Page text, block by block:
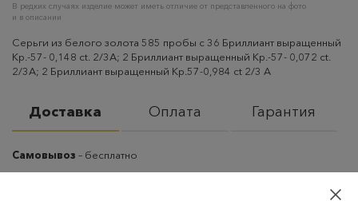
В редких случаях изделие может иметь отличие от представленного на фото
и в описании
Серьги из белого золота 585 пробы с 36 Бриллиант выращенный
Кр.-57- 0,148 ct. 2/3A; 2 Бриллиант выращенный Кр.-57- 0,072 ct.
2/3A; 2 Бриллиант выращенный Кр.57-0,984 ct 2/3 А
Доставка Оплата Гарантия
Самовывоз – бесплатно